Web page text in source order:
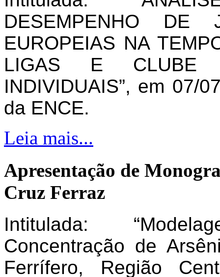
DESEMPENHO DE
EUROPEIAS NA
LIGAS E CLUBE
INDIVIDUAIS”, em 07/
da ENCE.
Leia mais...
Apresentação de
Cruz Ferraz
Intitulada:
Concentração de
Ferrífero, Região